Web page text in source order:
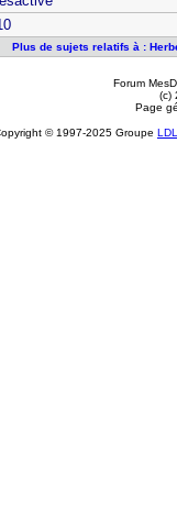
Plus de sujets relatifs à :
Forum
(c)
Page
© 1997-2025 Groupe